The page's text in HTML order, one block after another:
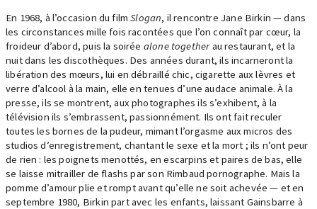
En 1968, à l’occasion du filmSlogan, il rencontre Jane Birkin — dans
les circonstances mille fois racontées que l’on connaît par cœur, la
froideur d’abord, puis la soirée alone togetherau restaurant, et la
nuit dans les discothèques. Des années durant, ils incarneront la
libération des mœurs, lui en débraillé chic, cigarette aux lèvres et
verre d’alcool à la main, elle en tenues d’une audace animale. À la
presse, ils se montrent, aux photographes ils s’exhibent, à la
télévision ils s’embrassent, passionnément. Ils ont fait reculer
toutes les bornes de la pudeur, mimant l’orgasme aux micros des
studios d’enregistrement, chantant le sexe et la mort ; ils n’ont peur
de rien : les poignets menottés, en escarpins et paires de bas, elle
se laisse mitrailler de flashs par son Rimbaud pornographe. Mais la
pomme d’amour plie et rompt avant qu’elle ne soit achevée — et en
septembre 1980, Birkin part avec les enfants, laissant Gainsbarre à